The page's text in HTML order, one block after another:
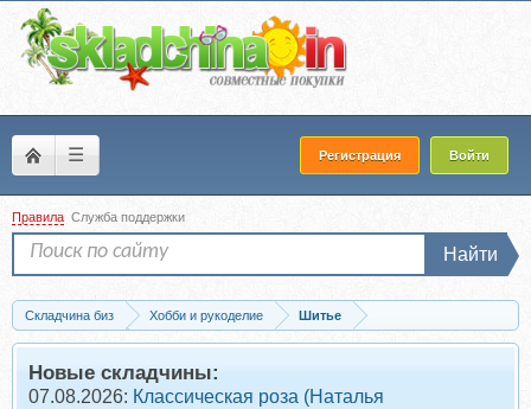
☰ Регистрация Войти
Правила Служба поддержки
Найти
Складчина биз Хобби и рукоделие
Шитье
Запись [ЛекаМаркет] Комбинезон Дэниел. Размер 42-52. Рост 164
Новые складчины:
07.08.2026: Классическая роза (Наталья